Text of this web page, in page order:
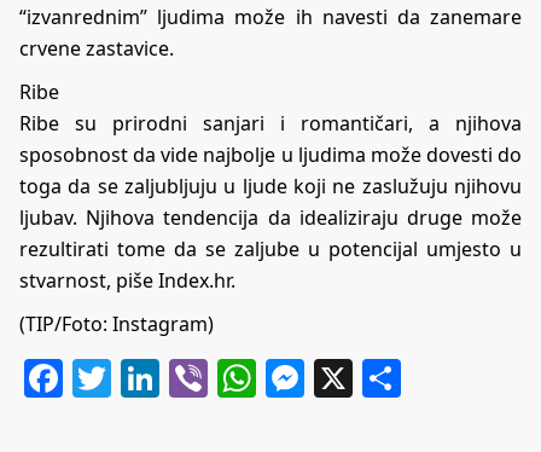
“izvanrednim” ljudima može ih navesti da zanemare
crvene zastavice.
Ribе
Ribe su prirodni sanjari i romantičari, a njihova
sposobnost da vide najbolje u ljudima može dovesti do
toga da se zaljubljuju u ljude koji ne zaslužuju njihovu
ljubav. Njihova tendencija da idealiziraju druge može
rezultirati tome da se zaljube u potencijal umjesto u
stvarnost, piše Index.hr.
(TIP/Foto: Instagram)
Facebook
Twitter
LinkedIn
ViberWhatsApp
Messenger
X